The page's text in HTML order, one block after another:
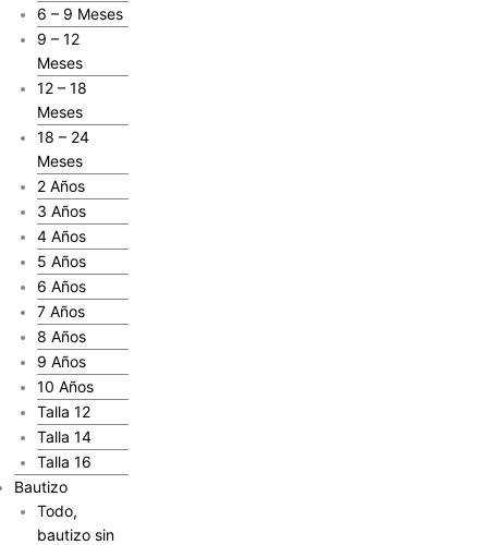
6 – 9 Meses
9 – 12
Meses
12 – 18
Meses
18 – 24
Meses
2 Años
3 Años
4 Años
5 Años
6 Años
7 Años
8 Años
9 Años
10 Años
Talla 12
Talla 14
Talla 16
Bautizo
Todo,
bautizo sin